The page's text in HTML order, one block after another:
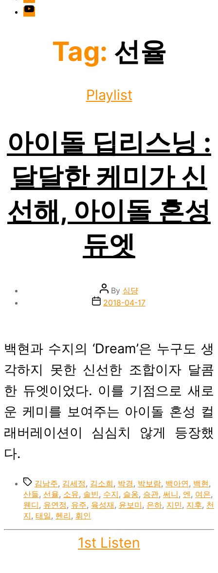
Youtube
Tag: 선율
Categories
Playlist
아이돌 딥리스닝 :
달달한 케미가 신
선해, 아이돌 혼성
듀엣
Post
author
By 심댱
Post2018-04-17
백현과 수지의 ‘Dream’은 누구도 생
각하지 못한 신선한 조합이자 달콤
한 듀엣이었다. 이를 기점으로 새로
운 케미를 보여주는 아이돌 혼성 컬
래버레이션이 심심치 않게 등장했
다.
Tags김남주, 김세정 , 김소희 , 박경 , 박보람, 백아연 , 백현 ,
산들, 선율, 소유, 솔빈 , 수지 , 슬옹, 승관, 써니 , 엔 , 여은,
웬디 , 유연정 , 유주, 육성재 , 윤보미 , 은하, 지민 , 지후, 천
지 , 태일 , 헨리 , 휘인
Categories
1st Listen